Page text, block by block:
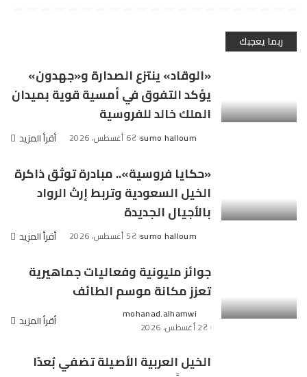
ربما يعجبك
«الوقاد» ينتزع الصدارة و«جهدون»
يؤكد التفوق في أمسية قوية بميدان
الملك خالد للفروسية
Posted
sumo halloum 6 أغسطس، 2026 أقرأ المزيد
«حكايا فروسية».. مبادرة توثق ذاكرة
الخيل السعودية وتربط إرث الرواد
بالأجيال الجديدة
Posted
sumo halloum 5 أغسطس، 2026 أقرأ المزيد
جوائز مليونية وفعاليات جماهيرية
تعزز مكانة موسم الطائف
Posted
by
mohanad.alhamwi
2 أغسطس، 2026
أقرأ المزيد
الخيل العربية الأصيلة تضفي بُعدًا